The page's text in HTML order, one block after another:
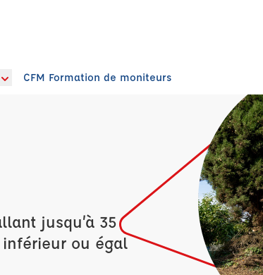
CFM Formation de moniteurs
jusqu’à 35
ou égal